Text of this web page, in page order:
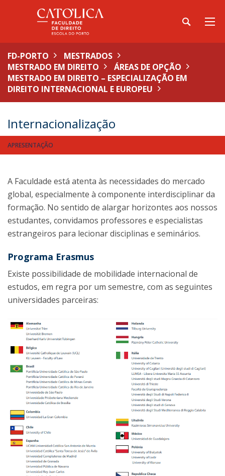
FD-PORTO
MESTRADOS
MESTRADO EM DIREITO
ÁREAS DE OPÇÃO
MESTRADO EM DIREITO – ESPECIALIZAÇÃO EM
DIREITO INTERNACIONAL E EUROPEU
Internacionalização
APRESENTAÇÃO
A Faculdade está atenta às necessidades do mercado
global, especialmente à componente interdisciplinar da
formação. No sentido de alargar horizontes aos nossos
estudantes, convidamos professores e especialistas
estrangeiros para lecionar disciplinas e seminários.
Programa Erasmus
Existe possibilidade de mobilidade internacional de
estudos, em regra por um semestre, com as seguintes
universidades parceiras: